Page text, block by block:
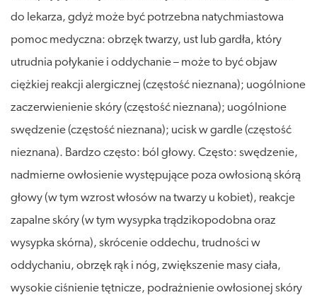
do lekarza, gdyż może być potrzebna natychmiastowa
pomoc medyczna: obrzęk twarzy, ust lub gardła, który
utrudnia połykanie i oddychanie – może to być objaw
ciężkiej reakcji alergicznej (częstość nieznana); uogólnione
zaczerwienienie skóry (częstość nieznana); uogólnione
swędzenie (częstość nieznana); ucisk w gardle (częstość
nieznana). Bardzo często: ból głowy. Często: swędzenie,
nadmierne owłosienie występujące poza owłosioną skórą
głowy (w tym wzrost włosów na twarzy u kobiet), reakcje
zapalne skóry (w tym wysypka trądzikopodobna oraz
wysypka skórna), skrócenie oddechu, trudności w
oddychaniu, obrzęk rąk i nóg, zwiększenie masy ciała,
wysokie ciśnienie tętnicze, podrażnienie owłosionej skóry